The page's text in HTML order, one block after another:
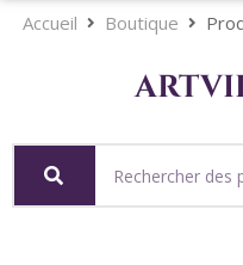
Accueil Boutique